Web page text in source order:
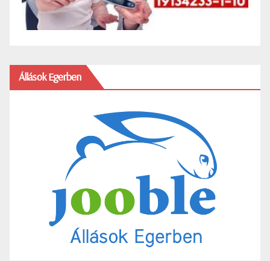
Állások Egerben